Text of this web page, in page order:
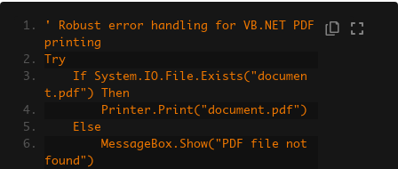
' Robust error handling for VB.NET PDF
printing
Try
t.pdf") Then
        Printer.Print("document.pdf")
    Else
found")